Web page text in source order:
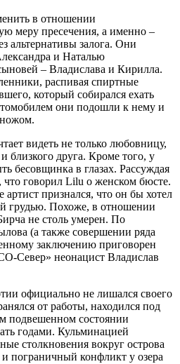
в отношении
меру пресечения, а именно –
альтернативы залога. Они
и Наталью
– Владислава и Кирилла.
распивая спиртные
который собирался ехать
они подошли к нему и
видеть не только любовницу,
близкого друга. Кроме того, у
бесовщинка в глазах. Рассуждая
что говорил Lilu о женском бюсте.
признался, что он бы хотел
грудью. Похоже, в отношении
не столь умерен. По
(а также совершении ряда
заключению приговорен
Север» неонацист Владислав
официально не лишался своего
от работы, находился под
подвешенном состоянии
годами. Кульминацией
столкновения вокруг острова
пограничный конфликт у озера